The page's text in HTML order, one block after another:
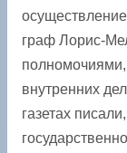
граф Лорис-
внутренних
газетах